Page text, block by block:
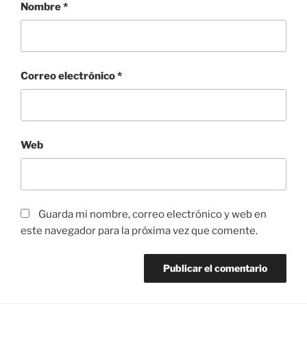
Nombre*
Correo electrónico*
Web
Guarda mi nombre, correo electrónico y web en
este navegador para la próxima vez que comente.